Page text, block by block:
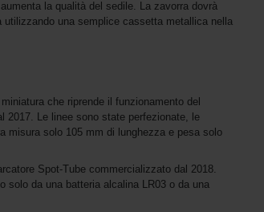
la qualità del sedile. La zavorra dovrà
una semplice cassetta metallica nella
che riprende il funzionamento del
2017. Le linee sono state perfezionate, le
misura solo 105 mm di lunghezza e pesa solo
Spot-Tube commercializzato dal 2018.
solo da una batteria alcalina LR03 o da una